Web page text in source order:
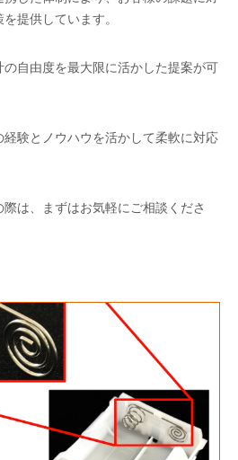
提供しています。
自由度を最大限に活かした提案が可
験とノウハウを活かして柔軟に対応
は、まずはお気軽にご相談くださ